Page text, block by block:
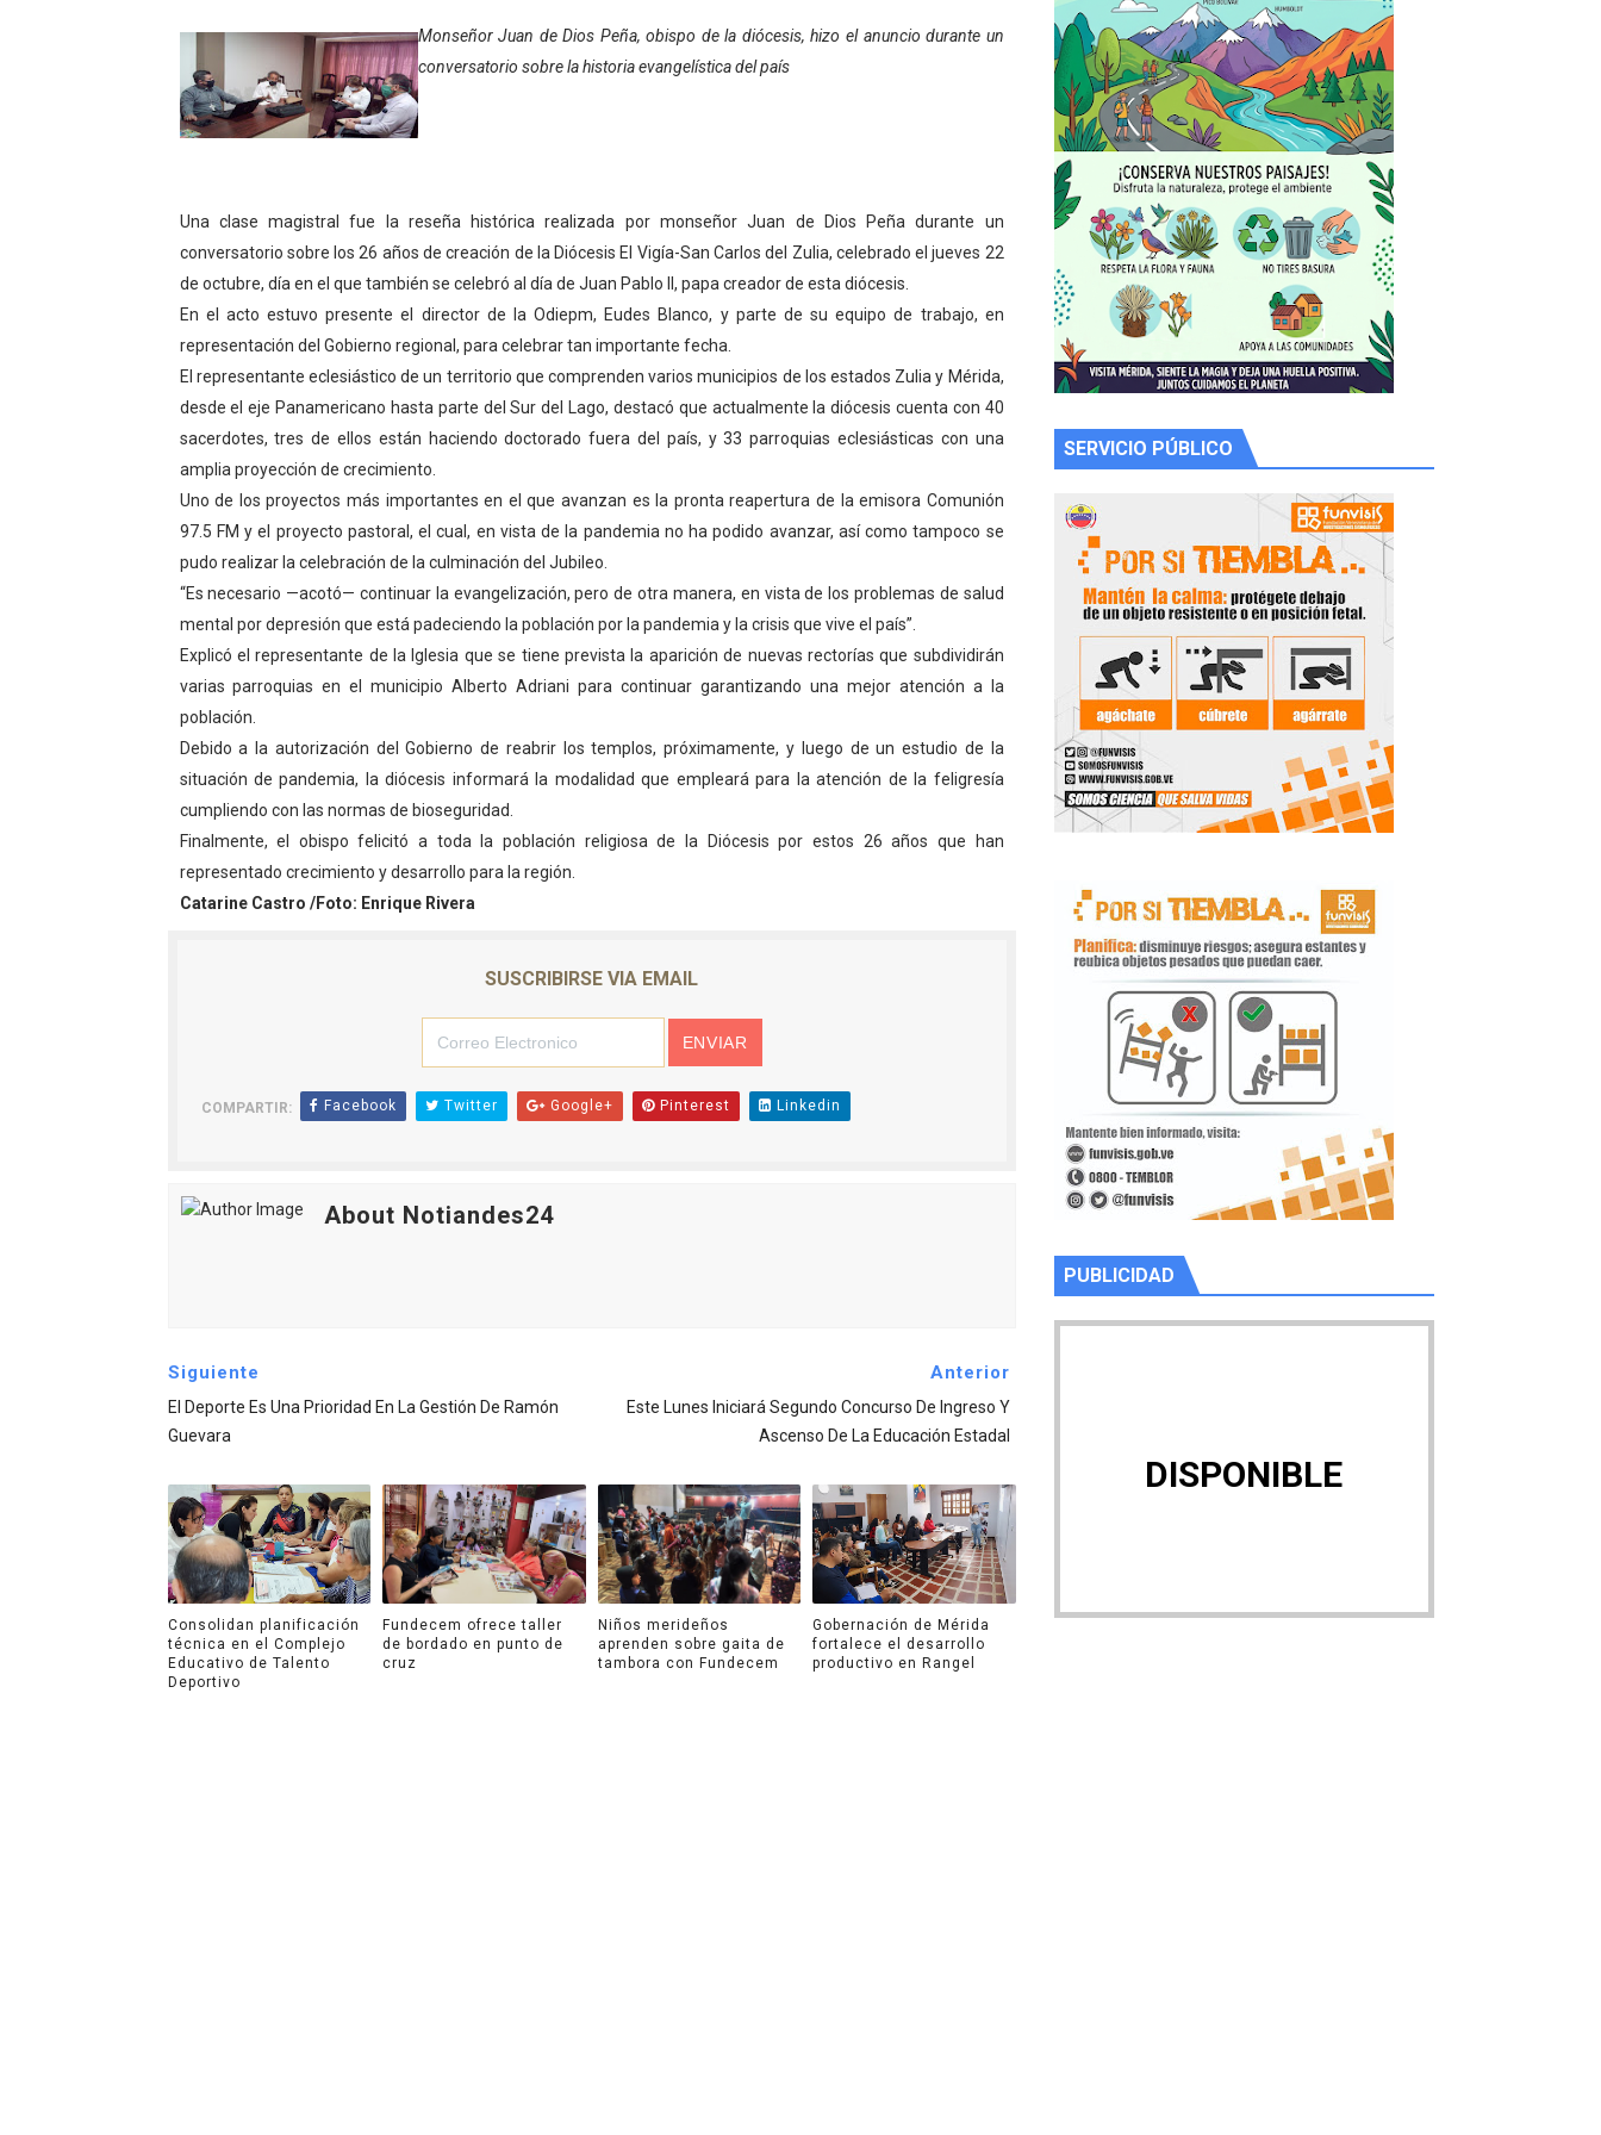
‎Unión cívico militar rindió honores a la Bandera Nacional en Mérida
Gobernación de Mérida realizó jornada socialista en Ecomersa El Vigía
Inicia el Plan Cultura Vacacional 2026 en el estado Mérida
Merideños disfrutarán del Plan Agosto Escuelas Abiertas 2026
Recreación y formación fortalecen la integración comunitaria en Campo Elías
Consolidan planificación técnica en el Complejo Educativo de Talento Deportivo
Mérida fortalece su reserva deportiva de cara a competencias nacionales
Gobernación de Mérida instalará mesa de trabajo con educadores jubilados
Niños merideños potencian su talento en plan vacacional integral
Fundecem ofrece taller de bordado en punto de cruz
Gobierno bolivariano avanza en la transformación del hospital Sor Juana Inés
Niños merideños aprenden sobre gaita de tambora con Fundecem
Instituto Nacional de Nutrición celebra Semana Internacional de la Lactancia Materna
Monseñor Juan de Dios Peña, obispo de la diócesis, hizo el anuncio durante un
conversatorio sobre la historia evangelística del país
Una clase magistral fue la reseña histórica realizada por monseñor Juan de Dios Peña durante un
conversatorio sobre los 26 años de creación de la Diócesis El Vigía-San Carlos del Zulia, celebrado el jueves 22
de octubre, día en el que también se celebró al día de Juan Pablo II, papa creador de esta diócesis.
En el acto estuvo presente el director de la Odiepm, Eudes Blanco, y parte de su equipo de trabajo, en
representación del Gobierno regional, para celebrar tan importante fecha.
El representante eclesiástico de un territorio que comprenden varios municipios de los estados Zulia y Mérida,
desde el eje Panamericano hasta parte del Sur del Lago, destacó que actualmente la diócesis cuenta con 40
sacerdotes, tres de ellos están haciendo doctorado fuera del país, y 33 parroquias eclesiásticas con una
amplia proyección de crecimiento.
Uno de los proyectos más importantes en el que avanzan es la pronta reapertura de la emisora Comunión
97.5 FM y el proyecto pastoral, el cual, en vista de la pandemia no ha podido avanzar, así como tampoco se
pudo realizar la celebración de la culminación del Jubileo.
“Es necesario —acotó— continuar la evangelización, pero de otra manera, en vista de los problemas de salud
mental por depresión que está padeciendo la población por la pandemia y la crisis que vive el país”.
Explicó el representante de la Iglesia que se tiene prevista la aparición de nuevas rectorías que subdividirán
varias parroquias en el municipio Alberto Adriani para continuar garantizando una mejor atención a la
población.
Debido a la autorización del Gobierno de reabrir los templos, próximamente, y luego de un estudio de la
situación de pandemia, la diócesis informará la modalidad que empleará para la atención de la feligresía
cumpliendo con las normas de bioseguridad.
Finalmente, el obispo felicitó a toda la población religiosa de la Diócesis por estos 26 años que han
representado crecimiento y desarrollo para la región.
Catarine Castro /Foto: Enrique Rivera
SUSCRIBIRSE VIA EMAIL
COMPARTIR: Facebook Twitter Google+ Pinterest Linkedin
About Notiandes24
Siguiente
El Deporte Es Una Prioridad En La Gestión De Ramón
Guevara
Anterior
Este Lunes Iniciará Segundo Concurso De Ingreso Y
Ascenso De La Educación Estadal
Consolidan planificación
técnica en el Complejo
Educativo de Talento
Deportivo
Fundecem ofrece taller
de bordado en punto de
cruz
Niños merideños
aprenden sobre gaita de
tambora con Fundecem
Gobernación de Mérida
fortalece el desarrollo
productivo en Rangel
SERVICIO PÚBLICO
PUBLICIDAD
DISPONIBLE